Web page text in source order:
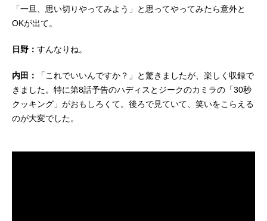
「一旦、思い切りやってみよう」と思ってやってみたら意外と
OKが出て。
日野： すんなりね。
内田：
「これでいいんですか？」と驚きましたが、楽しく収録で
きました。特に第8話予告のハディスとジークのカミラの「30秒
クッキング」がおもしろくて。後ろで見ていて、笑いをこらえる
のが大変でした。